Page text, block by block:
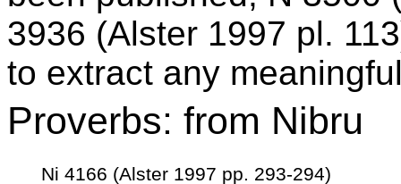
3936 (Alster 1997 pl.
to extract any
Proverbs: from Nibru
Ni 4166 (Alster 1997 pp. 293-294)